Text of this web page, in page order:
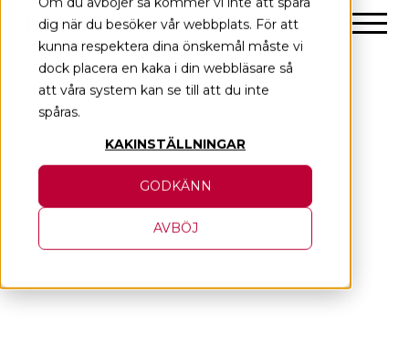
dig när du besöker vår webbplats. För att
kunna respektera dina önskemål måste vi
dock placera en kaka i din webbläsare så
att våra system kan se till att du inte
spåras.
KAKINSTÄLLNINGAR
GODKÄNN
AVBÖJ
content